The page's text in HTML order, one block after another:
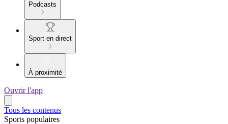
Podcasts
Sport en direct
À proximité
Ouvrir l'app
Tous les contenus
Sports populaires